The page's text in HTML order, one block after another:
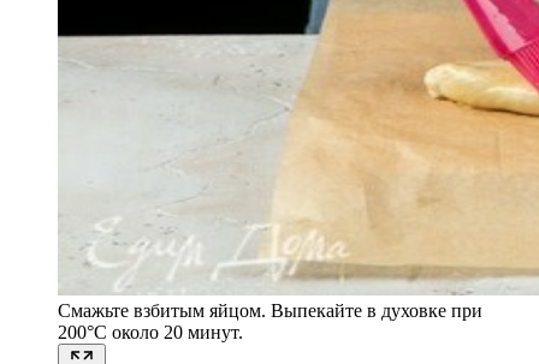
Смажьте взбитым яйцом. Выпекайте в духовке при
200°C около 20 минут.